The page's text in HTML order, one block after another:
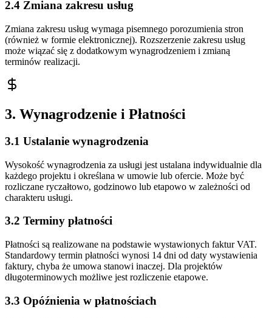
2.4 Zmiana zakresu usług
Zmiana zakresu usług wymaga pisemnego porozumienia stron
(również w formie elektronicznej). Rozszerzenie zakresu usług
może wiązać się z dodatkowym wynagrodzeniem i zmianą
terminów realizacji.
3. Wynagrodzenie i Płatności
3.1 Ustalanie wynagrodzenia
Wysokość wynagrodzenia za usługi jest ustalana indywidualnie dla
każdego projektu i określana w umowie lub ofercie. Może być
rozliczane ryczałtowo, godzinowo lub etapowo w zależności od
charakteru usługi.
3.2 Terminy płatności
Płatności są realizowane na podstawie wystawionych faktur VAT.
Standardowy termin płatności wynosi 14 dni od daty wystawienia
faktury, chyba że umowa stanowi inaczej. Dla projektów
długoterminowych możliwe jest rozliczenie etapowe.
3.3 Opóźnienia w płatnościach